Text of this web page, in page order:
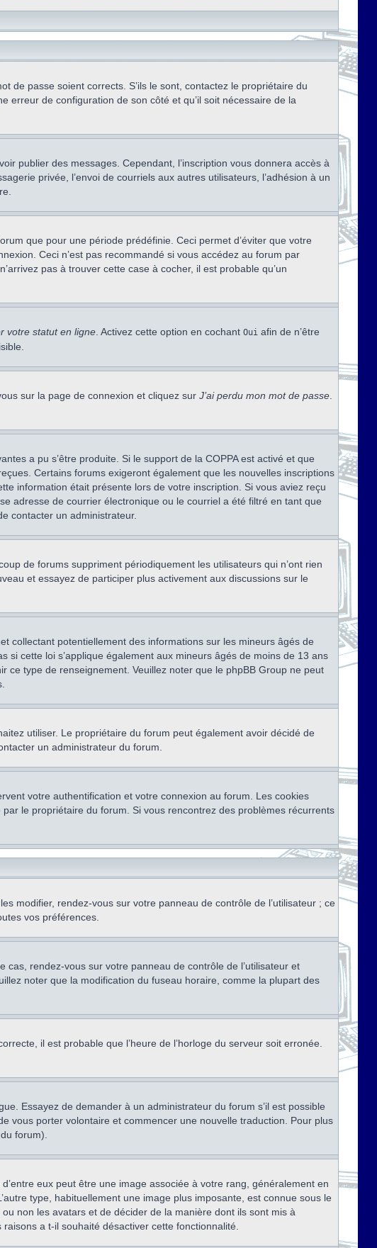
de passe soient corrects. S’ils le sont, contactez le propriétaire du
de configuration de son côté et qu’il soit nécessaire de la
publier des messages. Cependant, l’inscription vous donnera accès à
privée, l’envoi de courriels aux autres utilisateurs, l’adhésion à un
que pour une période prédéfinie. Ceci permet d’éviter que votre
Ceci n’est pas recommandé si vous accédez au forum par
pas à trouver cette case à cocher, il est probable qu’un
votre statut en ligne . Activez cette option en cochant Oui afin de n’être
sur la page de connexion et cliquez sur J’ai perdu mon mot de passe
a pu s’être produite. Si le support de la COPPA est activé et que
Certains forums exigeront également que les nouvelles inscriptions
information était présente lors de votre inscription. Si vous aviez reçu
adresse de courrier électronique ou le courriel a été filtré en tant que
contacter un administrateur.
de forums suppriment périodiquement les utilisateurs qui n’ont rien
et essayez de participer plus activement aux discussions sur le
collectant potentiellement des informations sur les mineurs âgés de
cette loi s’applique également aux mineurs âgés de moins de 13 ans
type de renseignement. Veuillez noter que le phpBB Group ne peut
utiliser. Le propriétaire du forum peut également avoir décidé de
un administrateur du forum.
votre authentification et votre connexion au forum. Les cookies
le propriétaire du forum. Si vous rencontrez des problèmes récurrents
modifier, rendez-vous sur votre panneau de contrôle de l’utilisateur ; ce
vos préférences.
rendez-vous sur votre panneau de contrôle de l’utilisateur et
noter que la modification du fuseau horaire, comme la plupart des
il est probable que l’heure de l’horloge du serveur soit erronée.
Essayez de demander à un administrateur du forum s’il est possible
vous porter volontaire et commencer une nouvelle traduction. Pour plus
forum).
eux peut être une image associée à votre rang, généralement en
type, habituellement une image plus imposante, est connue sous le
non les avatars et de décider de la manière dont ils sont mis à
a t-il souhaité désactiver cette fonctionnalité.